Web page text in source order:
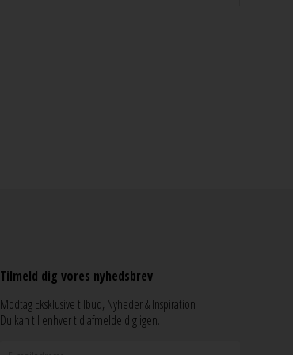
Tilmeld dig vores nyhedsbrev
Modtag Eksklusive tilbud, Nyheder & Inspiration
Du kan til enhver tid afmelde dig igen.